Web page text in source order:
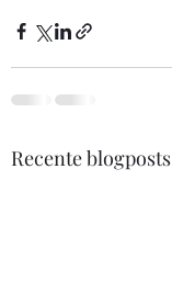
Recente blogposts